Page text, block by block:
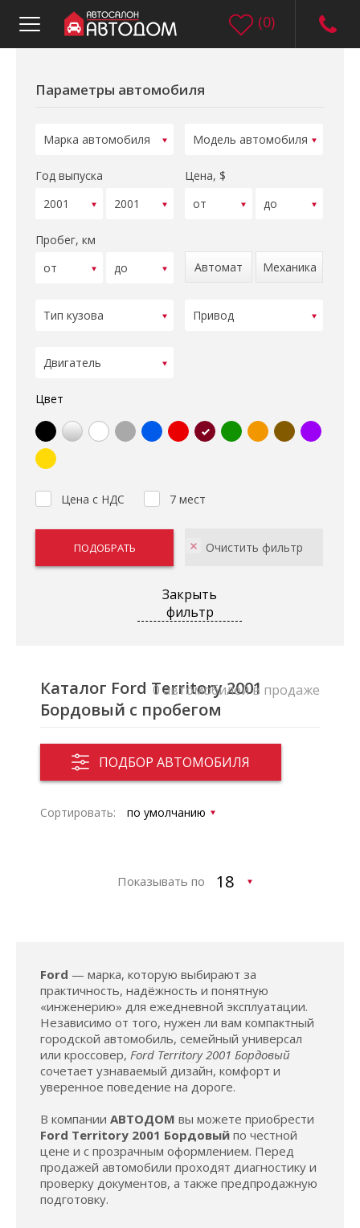
(0)
Параметры автомобиля
Год выпуска Цена, $
Пробег, км
Автомат
Механика
Цвет
Цена с НДС 7 мест
Закрыть
фильтр
Каталог Ford Territory 2001
Бордовый с пробегом
ПОДБОР АВТОМОБИЛЯ
0 автомобилей в продаже
Сортировать:
Показывать по
Ford — марка, которую выбирают за
практичность, надёжность и понятную
«инженерию» для ежедневной эксплуатации.
Независимо от того, нужен ли вам компактный
городской автомобиль, семейный универсал
или кроссовер, Ford Territory 2001 Бордовый
сочетает узнаваемый дизайн, комфорт и
уверенное поведение на дороге.
В компании АВТОДОМ вы можете приобрести
Ford Territory 2001 Бордовый по честной
цене и с прозрачным оформлением. Перед
продажей автомобили проходят диагностику и
проверку документов, а также предпродажную
подготовку.